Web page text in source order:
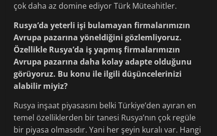
çok daha az domine ediyor Türk Müteahitler.
Rusya’da yeterli işi bulamayan firmalarımızın
Avrupa pazarına yöneldiğini gözlemliyoruz.
Özellikle Rusya’da iş yapmış firmalarımızın
Avrupa pazarına daha kolay adapte olduğunu
görüyoruz. Bu konu ile ilgili düşüncelerinizi
alabilir miyiz?
Rusya inşaat piyasasını belki Türkiye’den ayıran en
temel özelliklerden bir tanesi Rusya’nın çok regüle
bir piyasa olmasıdır. Yani her şeyin kuralı var. Hangi